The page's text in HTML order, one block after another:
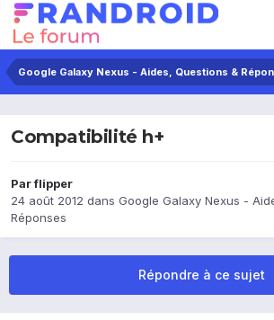
Google Galaxy Nexus - Aides, Questions &
Compatibilité h+
Parflipper
24 août 2012 dans Google Galaxy Nexus -
Réponses
Répondre à ce sujet